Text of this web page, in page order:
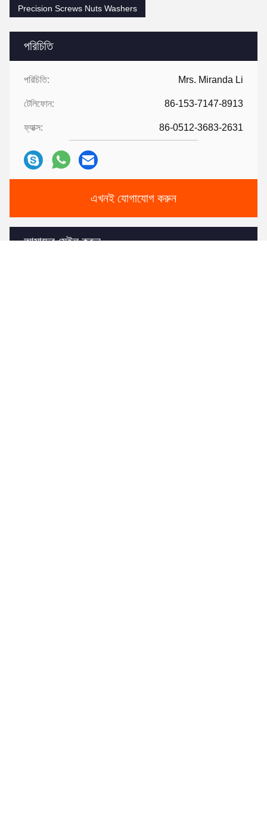
পরিচিতি
পরিচিতি: Mrs. Miranda Li
টেলিফোন: 86-153-7147-8913
ফ্যাক্স: 86-0512-3683-2631
এখনই যোগাযোগ করুন
আমাদের মেইল ​​করুন
Precision Screws Nuts Washers